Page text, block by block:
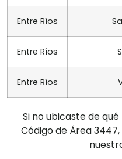
Entre Ríos
Entre Ríos
Entre Ríos
Si no ubicaste de
Código de Área